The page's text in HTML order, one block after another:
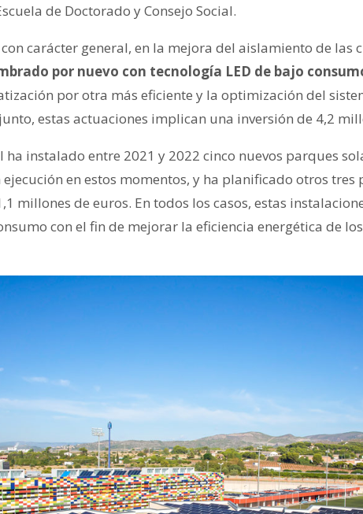
de Doctorado y Consejo Social.
carácter general, en la mejora del aislamiento de las
por nuevo con tecnología LED de bajo
por otra más eficiente y la optimización del
estas actuaciones implican una inversión de 4,2
ha instalado entre 2021 y 2022 cinco nuevos parques
ejecución en estos momentos, y ha planificado otros tres
millones de euros. En todos los casos, estas
con el fin de mejorar la eficiencia energética de